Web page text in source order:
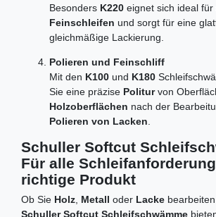
Besonders K220 eignet sich ideal für
Feinschleifen und sorgt für eine
gleichmäßige Lackierung.
Polieren und Feinschliff
Mit den K100 und K180
Sie eine präzise Politurvon
Holzoberflächen nach der
Polieren von Lacken.
Schuller Softcut
Für alle
richtige Produkt
Ob Sie Holz, Metall oder Lacke
Schuller Softcut Schleifschwämme